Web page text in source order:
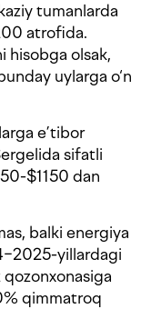
tumanlarda
atrofida.
hisobga olsak,
uylarga o‘n
e’tibor
sifatli
$1150 dan
balki energiya
yillardagi
qozonxonasiga
qimmatroq